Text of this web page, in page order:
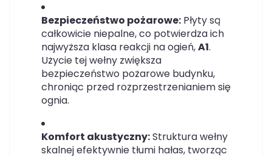
Bezpieczeństwo pożarowe: Płyty są
całkowicie niepalne, co potwierdza ich
najwyższa klasa reakcji na ogień,A1.
Użycie tej wełny zwiększa
bezpieczeństwo pożarowe budynku,
chroniąc przed rozprzestrzenianiem się
ognia.
Komfort akustyczny:Struktura wełny
skalnej efektywnie tłumi hałas, tworząc